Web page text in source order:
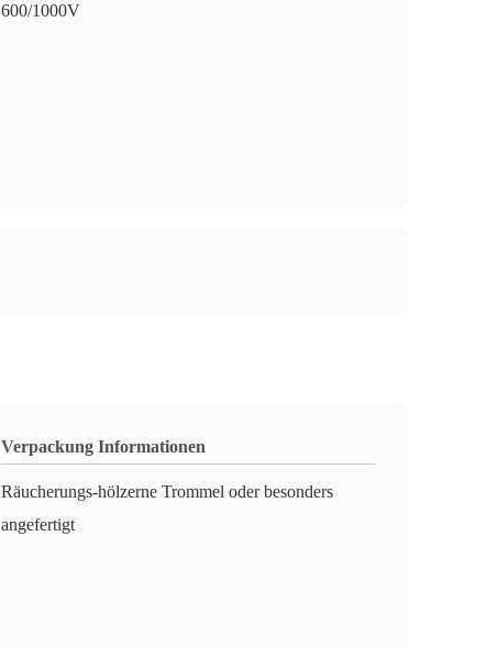
600/1000V
Verpackung Informationen
Räucherungs-hölzerne Trommel oder besonders
angefertigt